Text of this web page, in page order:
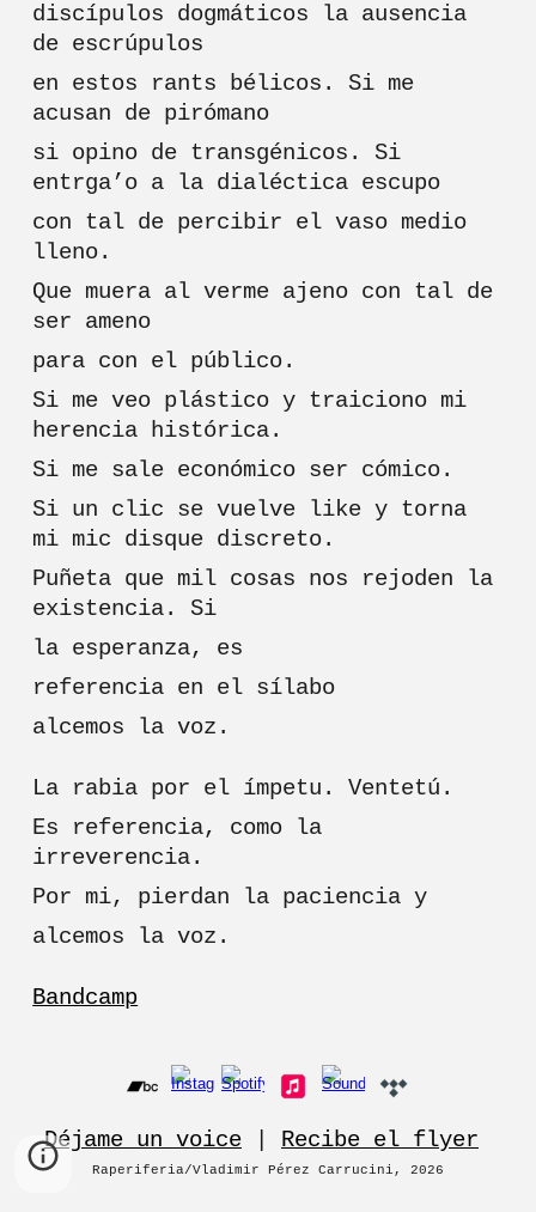
discípulos dogmáticos la ausencia
de escrúpulos
en estos rants bélicos. Si me
acusan de pirómano
si opino de transgénicos. Si
entrga’o a la dialéctica escupo
con tal de percibir el vaso medio
lleno.
Que muera al verme ajeno con tal de
ser ameno
para con el público.
Si me veo plástico y traiciono mi
herencia histórica.
Si me sale económico ser cómico.
Si un clic se vuelve like y torna
mi mic disque discreto.
Puñeta que mil cosas nos rejoden la
existencia. Si
la esperanza, es
referencia en el sílabo
alcemos la voz.
La rabia por el ímpetu. Ventetú.
Es referencia, como la
irreverencia.
Por mi, pierdan la paciencia y
alcemos la voz.
Bandcamp
Déjame un voice Recibe el flyer
Raperiferia/Vladimir Pérez Carrucini , 2026